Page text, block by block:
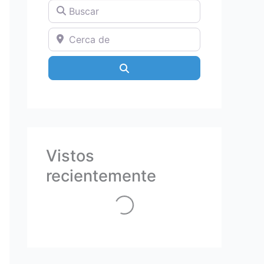
Buscar
Cerca de
Vistos
recientemente
Loading...